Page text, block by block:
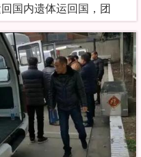
国内遗体运回国，团